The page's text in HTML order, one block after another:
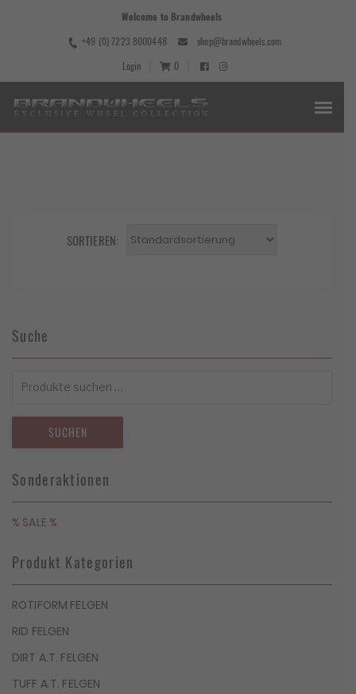
Welcome to Brandwheels
+49 (0) 7223 8000448
shop@brandwheels.com
Login
0
SORTIEREN:
Suche
nach:
SUCHEN
Sonderaktionen
% SALE %
Produkt Kategorien
ROTIFORM FELGEN
RID FELGEN
DIRT A.T. FELGEN
TUFF A.T. FELGEN